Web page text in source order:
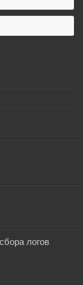
логов